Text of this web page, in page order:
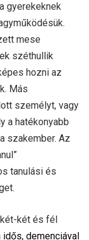
gyerekeknek
mese
széthullik
hozni az
Más
személyt, vagy
a hatékonyabb
szakember. Az
tanulási és
két és fél
demenciával